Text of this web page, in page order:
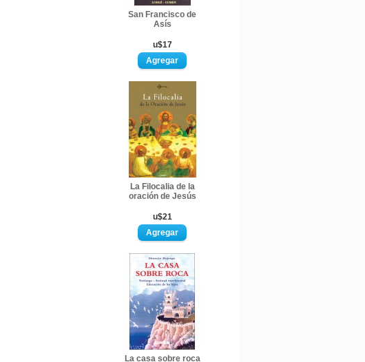
San Francisco de
Asís
u$17
La Filocalia de la
oración de Jesús
u$21
La casa sobre roca